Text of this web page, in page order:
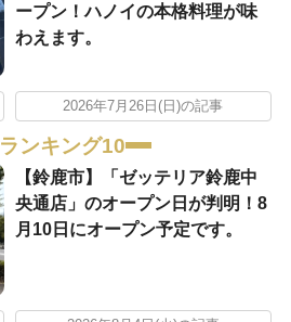
ープン！ハノイの本格料理が味
わえます。
2026年7月26日(日)の記事
ランキング10
【鈴鹿市】「ゼッテリア鈴鹿中
央通店」のオープン日が判明！8
月10日にオープン予定です。